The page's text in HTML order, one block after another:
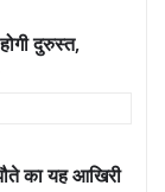
दुरुस्त,
का यह आखिरी